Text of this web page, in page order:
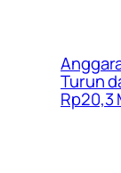
Turun
Rp20,3